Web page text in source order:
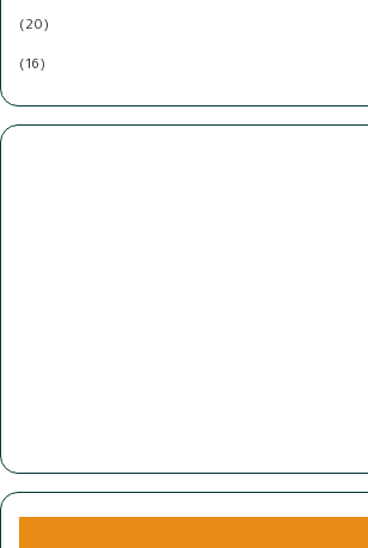
(20)
(16)